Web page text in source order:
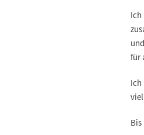
Ich
für
Ich
Bis